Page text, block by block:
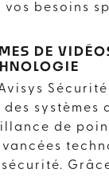
vos besoins
DE
systèmes
de